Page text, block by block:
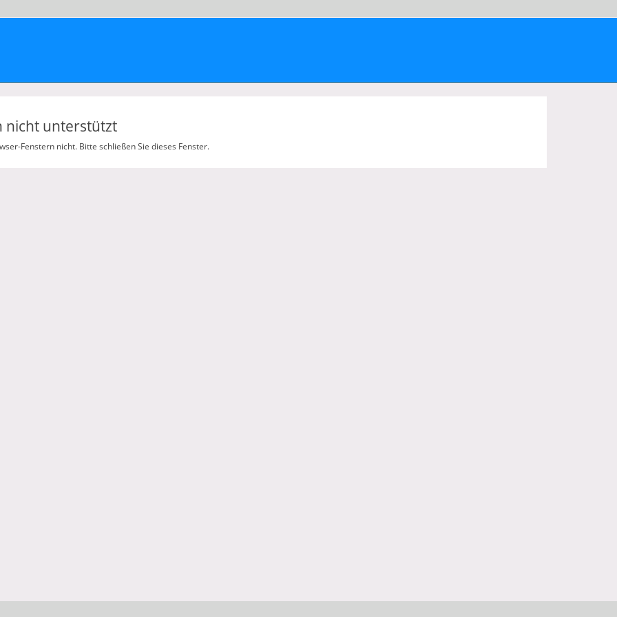
nicht unterstützt
Fenstern nicht. Bitte schließen Sie dieses Fenster.